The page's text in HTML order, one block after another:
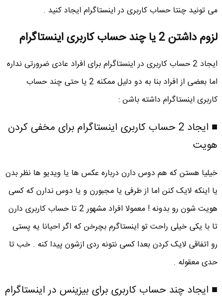
می تونید چنتا حساب کاربری در اینستاگرام ایجاد کنید .
لزوم داشتن 2 یا چند حساب کاربری اینستاگرام
ایجاد 2 حساب کاربری در اینستاگرام برای افراد عادی ضرورتی نداره
اما بعضی از افراد بنا به دو دلیل ممکنه 2 یا حتی چند حساب
کاربری اینستاگرام داشته باشن :
■ ایجاد 2 حساب کاربری اینستاگرام برای مخفی کردن
هویت
خیلیا هستن که هم دوس دارن درباره عکس ها یا ویدیو ها نظر بدن
یا اینکه لایک کنن اما از طرفی یا مجبورن و یا دوس ندارن که کسی
هویت شون رو بدونه ! معمولا افراد مشهور 2 تا حساب کاربری دارن
تا با یکی خیلی راحت تو اینستاگرم بچرخن که اگر احیانا یه پستی
رو اتفاقی لایک کردن بعدا کسی نتونه ردی ازشون پیدا کنه . خب تا
حدی معقوله .
■ ایجاد چند حساب کاربری برای بیزینس در اینستاگرام